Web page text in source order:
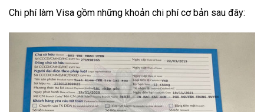
Chi phí làm Visa gồm những khoản chi phí cơ bản sau đây: